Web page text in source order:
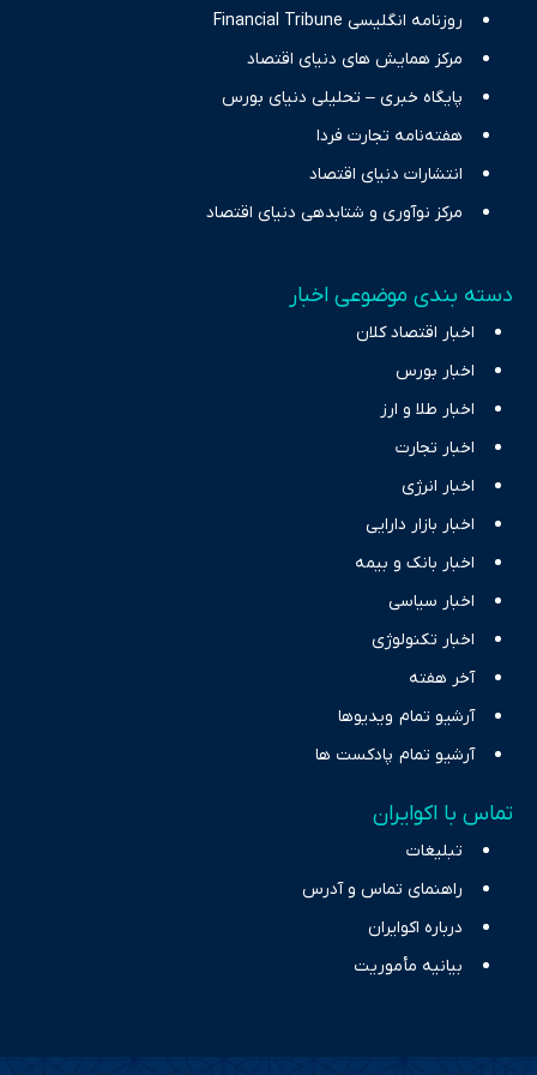
روزنامه انگلیسی Financial Tribune
مرکز همایش های دنیای اقتصاد
پایگاه خبری – تحلیلی دنیای بورس
هفته‌نامه تجارت فردا
انتشارات دنیای اقتصاد
مرکز نوآوری و شتابدهی دنیای اقتصاد
دسته بندی موضوعی اخبار
اخبار اقتصاد کلان
اخبار بورس
اخبار طلا و ارز
اخبار تجارت
اخبار انرژی
اخبار بازار دارایی
اخبار بانک و بیمه
اخبار سیاسی
اخبار تکنولوژی
آخر هفته
آرشیو تمام ویدیوها
آرشیو تمام پادکست ها
تماس با اکوایران
تبلیغات
راهنمای تماس و آدرس
درباره اکوایران
بیانیه مأموریت